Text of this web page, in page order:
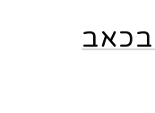
בכאב